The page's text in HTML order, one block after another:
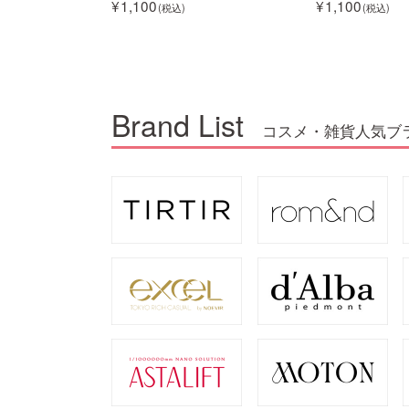
1,100 1,100
Brand List コスメ・雑貨人気ブ